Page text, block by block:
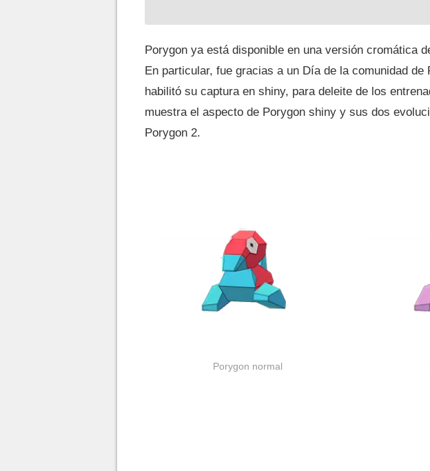
Porygon ya está disponible en una versión cromática
En particular, fue gracias a un Día de la comunidad de
habilitó su captura en shiny, para deleite de los
muestra el aspecto de Porygon shiny y sus dos
Porygon 2.
Porygon normal